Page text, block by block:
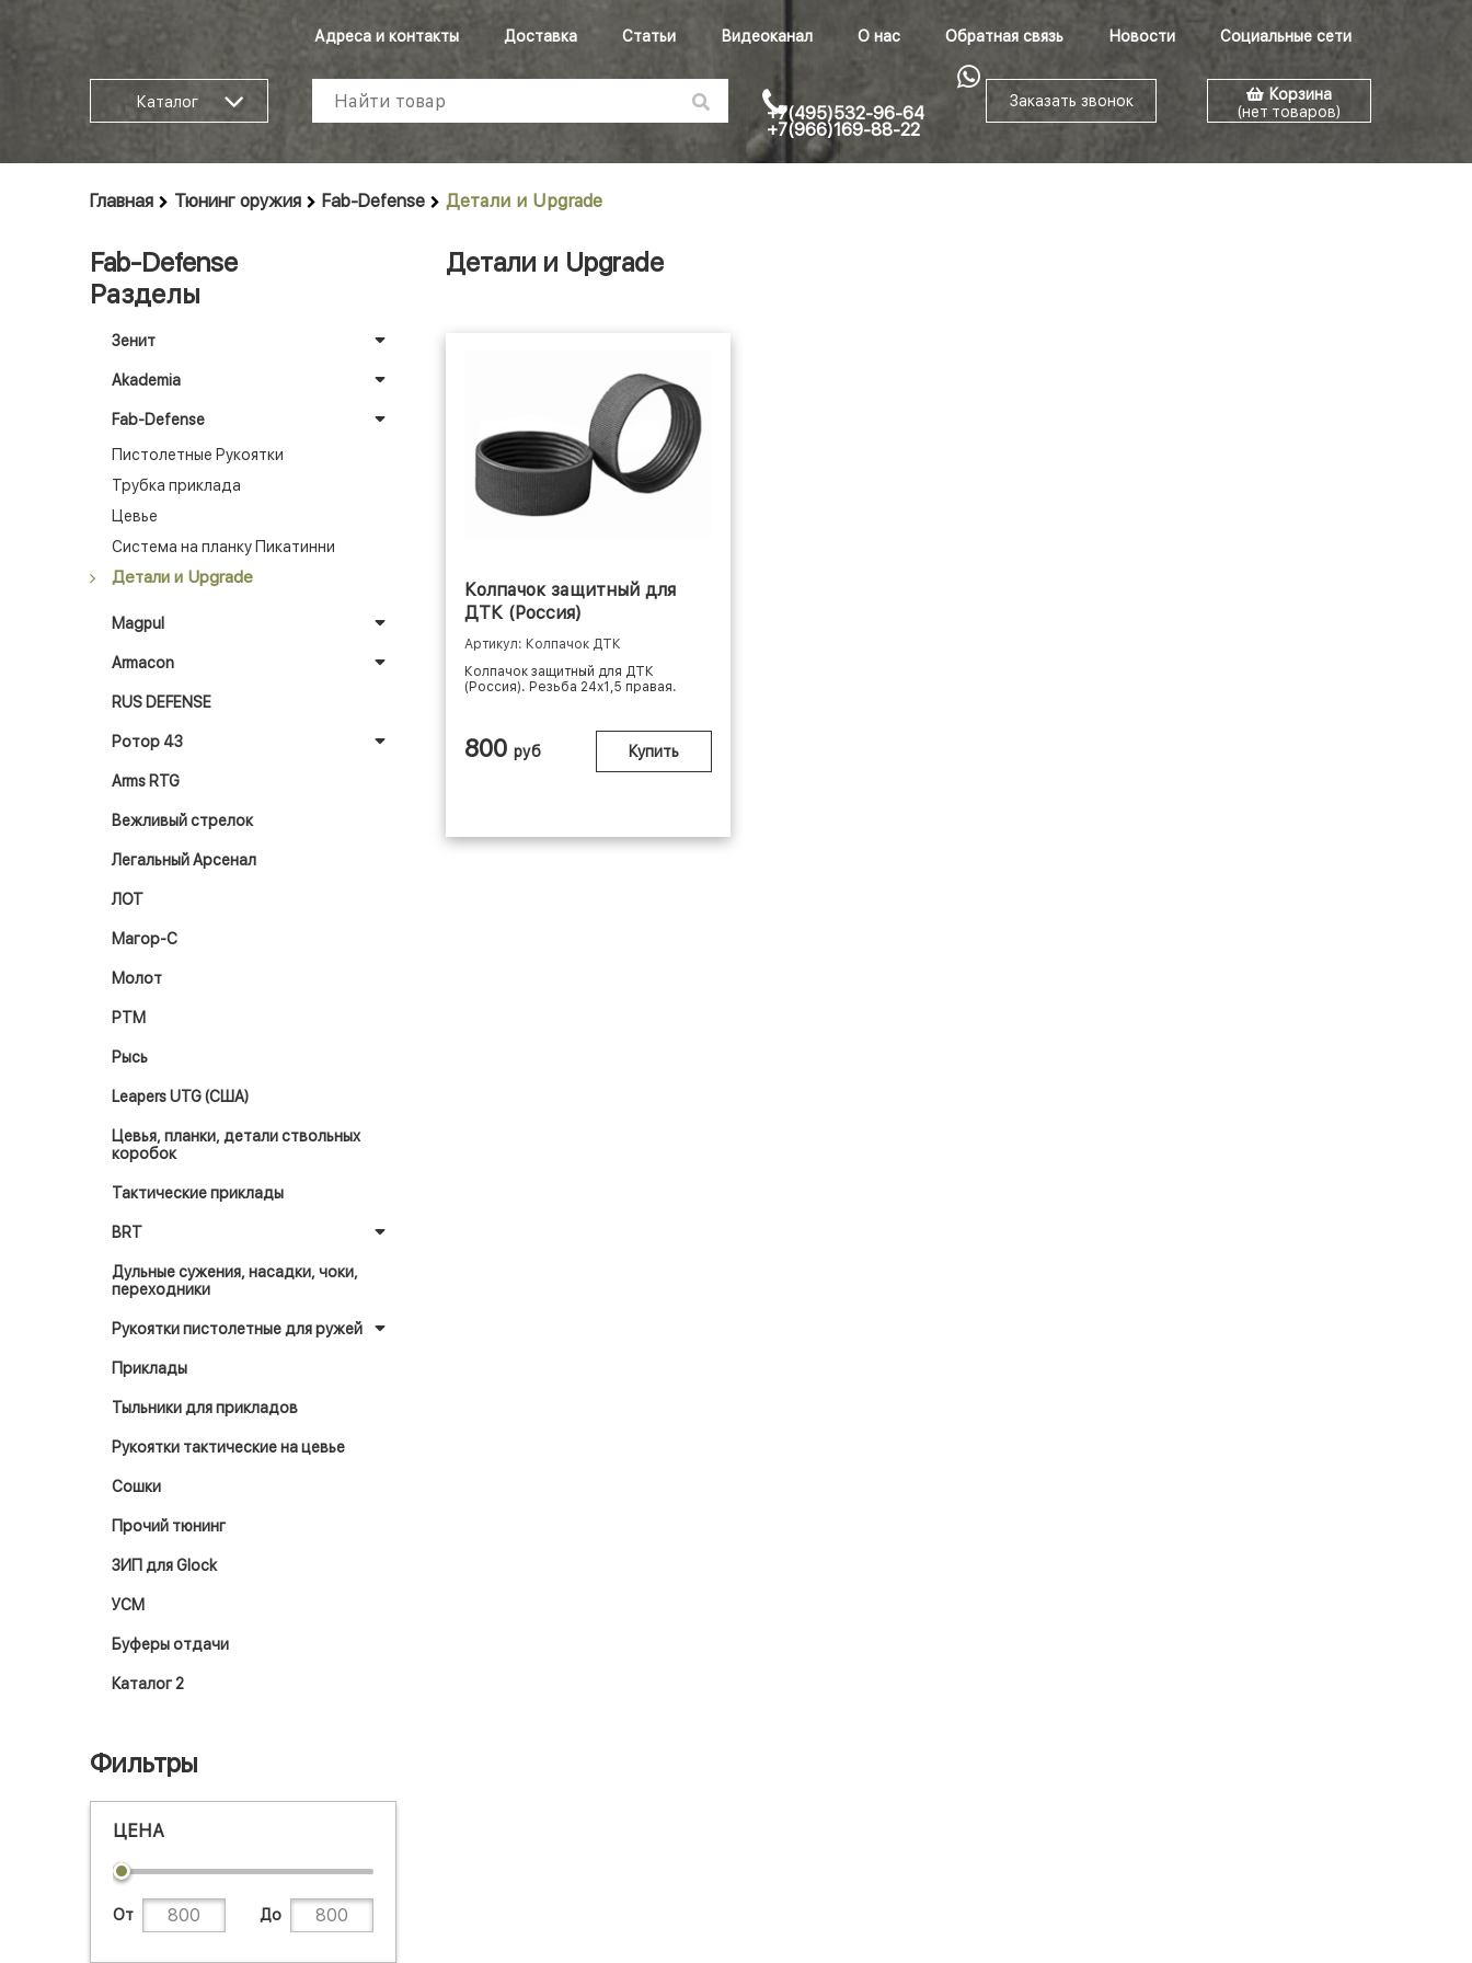
Адреса и контакты Доставка Статьи Видеоканал О нас Обратная связь Новости Социальные сети
Каталог
+7(495)532-96-64
+7(966)169-88-22
Заказать звонок
Корзина
(нет товаров)
Главная Тюнинг оружия Fab-Defense Детали и Upgrade
Fab-Defense
Разделы
Зенит
Akademia
Fab-Defense
Пистолетные Рукоятки
Трубка приклада
Цевье
Система на планку Пикатинни
Детали и Upgrade
Magpul
Armacon
RUS DEFENSE
Ротор 43
Arms RTG
Вежливый стрелок
Легальный Арсенал
ЛОТ
Магор-С
Молот
РТМ
Рысь
Leapers UTG (США)
Цевья, планки, детали ствольных
коробок
Тактические приклады
BRT
Дульные сужения, насадки, чоки,
переходники
Рукоятки пистолетные для ружей
Приклады
Тыльники для прикладов
Рукоятки тактические на цевье
Сошки
Прочий тюнинг
ЗИП для Glock
УСМ
Буферы отдачи
Каталог 2
Фильтры
ЦЕНА
От До
Детали и Upgrade
Колпачок защитный для
ДТК (Россия)
Артикул: Колпачок ДТК
Колпачок защитный для ДТК
(Россия). Резьба 24х1,5 правая.
800 руб Купить